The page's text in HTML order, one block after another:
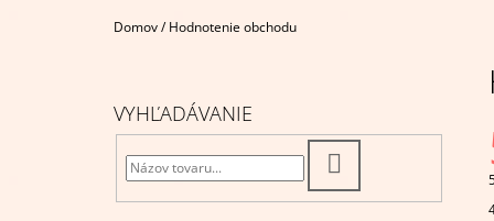
Domov/ Hodnotenie obchodu
VYHĽADÁVANIE